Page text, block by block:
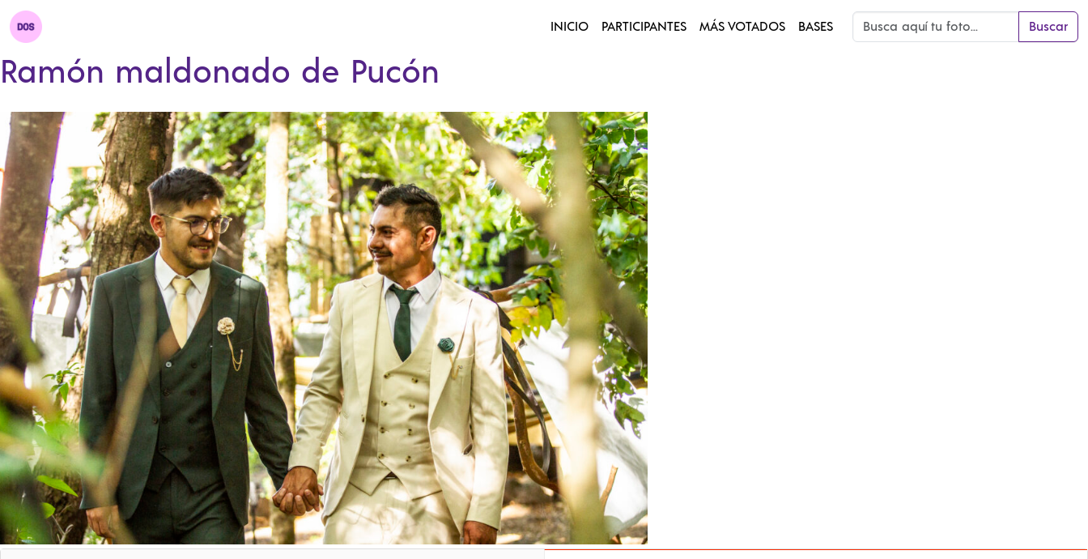
INICIO PARTICIPANTES MÁS VOTADOS BASES Buscar
Ramón maldonado de Pucón